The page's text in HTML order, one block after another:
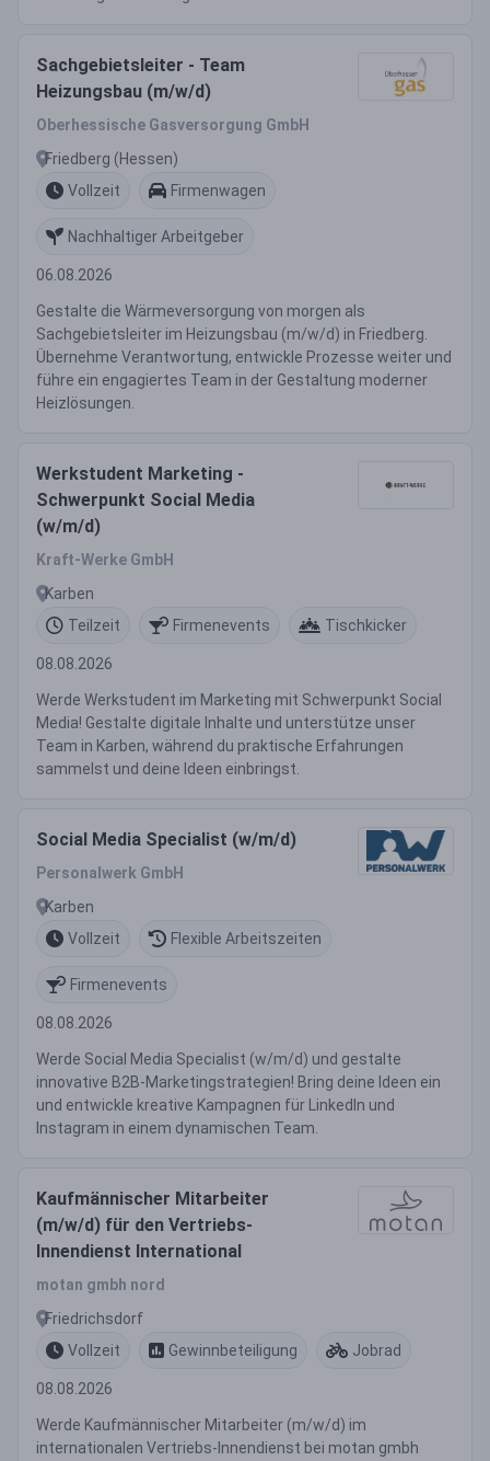
Sachgebietsleiter - Team
Heizungsbau (m/w/d)
Oberhessische Gasversorgung GmbH
Friedberg (Hessen)
Vollzeit
Firmenwagen
Nachhaltiger Arbeitgeber
06.08.2026
Gestalte die Wärmeversorgung von morgen als
Sachgebietsleiter im Heizungsbau (m/w/d) in Friedberg.
Übernehme Verantwortung, entwickle Prozesse weiter und
führe ein engagiertes Team in der Gestaltung moderner
Heizlösungen.
Werkstudent Marketing -
Schwerpunkt Social Media
(w/m/d)
Kraft-Werke GmbH
Karben
Teilzeit
Firmenevents Tischkicker
08.08.2026
Werde Werkstudent im Marketing mit Schwerpunkt Social
Media! Gestalte digitale Inhalte und unterstütze unser
Team in Karben, während du praktische Erfahrungen
sammelst und deine Ideen einbringst.
Social Media Specialist (w/m/d)
Personalwerk GmbH
Karben
Vollzeit
Flexible Arbeitszeiten
Firmenevents
08.08.2026
Werde Social Media Specialist (w/m/d) und gestalte
innovative B2B-Marketingstrategien! Bring deine Ideen ein
und entwickle kreative Kampagnen für LinkedIn und
Instagram in einem dynamischen Team.
Kaufmännischer Mitarbeiter
(m/w/d) für den Vertriebs-
Innendienst International
motan gmbh nord
Friedrichsdorf
Vollzeit
Gewinnbeteiligung Jobrad
08.08.2026
Werde Kaufmännischer Mitarbeiter (m/w/d) im
internationalen Vertriebs-Innendienst bei motan gmbh